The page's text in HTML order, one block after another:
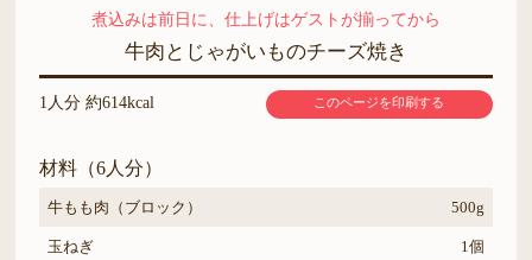
煮込みは前日に、仕上げはゲストが揃ってから
牛肉とじゃがいものチーズ焼き
1人分 約614kcal このページを印刷する
材料（6人分）
牛もも肉（ブロック） 500g
玉ねぎ 1個